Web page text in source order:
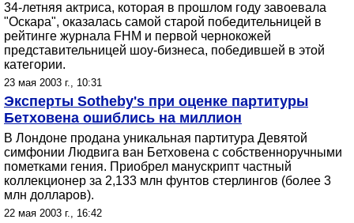
34-летняя актриса, которая в прошлом году завоевала
"Оскара", оказалась самой старой победительницей в
рейтинге журнала FHM и первой чернокожей
представительницей шоу-бизнеса, победившей в этой
категории.
23 мая 2003 г., 10:31
Эксперты Sotheby's при оценке партитуры
Бетховена ошиблись на миллион
В Лондоне продана уникальная партитура Девятой
симфонии Людвига ван Бетховена с собственноручными
пометками гения. Приобрел манускрипт частный
коллекционер за 2,133 млн фунтов стерлингов (более 3
млн долларов).
22 мая 2003 г., 16:42